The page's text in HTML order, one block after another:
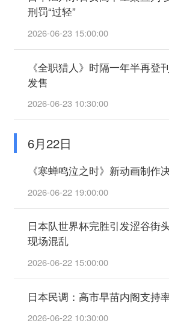
刑罚“过轻”
2026-06-23 15:00:00
《全职猎人》时隔一年半再登
发售
2026-06-23 10:30:00
6月22日
《寒蝉鸣泣之时》新动画制作
2026-06-22 19:00:00
日本队世界杯完胜引发涩谷街
现场混乱
2026-06-22 15:00:00
日本民调：高市早苗内阁支持
2026-06-22 10:30:00